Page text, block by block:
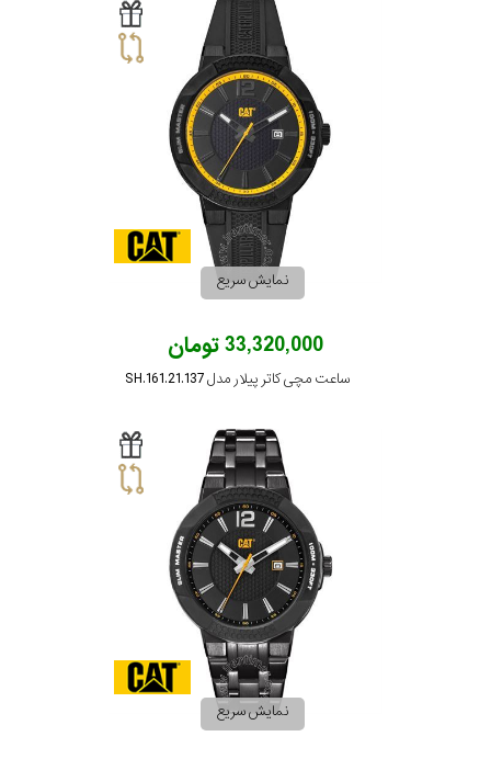
نمایش سریع
33,320,000 تومان
ساعت مچی کاتر پیلار مدل SH.161.21.137
نمایش سریع